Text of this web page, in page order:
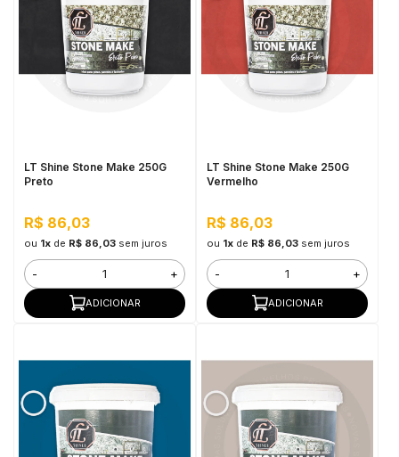
LT Shine Stone Make 250G
Preto
R$ 86,03
ou 1xde R$ 86,03 sem juros
- +
ADICIONAR
LT Shine Stone Make 250G
Vermelho
R$ 86,03
ou 1xde R$ 86,03 sem juros
- +
ADICIONAR